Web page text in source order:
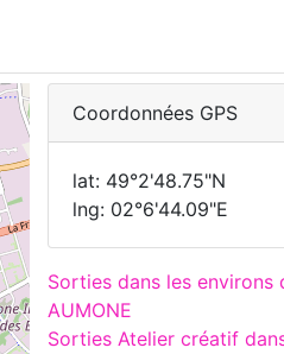
Coordonnées GPS
lat: 49°2'48.75"N
lng: 02°6'44.09"E
Sorties dans les environs
AUMONE
Sorties Atelier créatif